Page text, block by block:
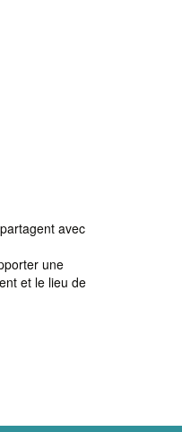
avec
une
et le lieu de